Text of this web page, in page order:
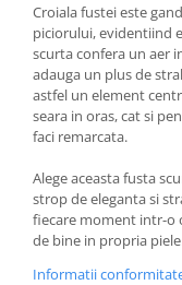
Croiala fustei este
piciorului, evidentiind
scurta confera un aer
adauga un plus de
astfel un element
seara in oras, cat si
faci remarcata.
Alege aceasta fusta
strop de eleganta si
fiecare moment intr-o
de bine in propria
Informatii